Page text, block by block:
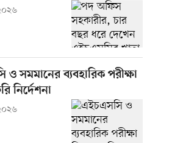
সমমানের ব্যবহারিক পরীক্ষা
নির্দেশনা